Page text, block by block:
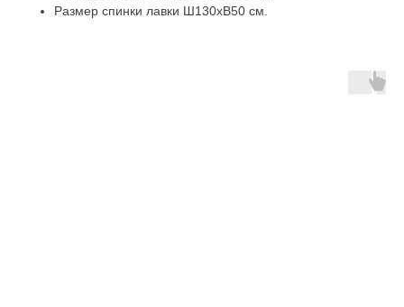
Размер спинки лавки Ш130хВ50 см.